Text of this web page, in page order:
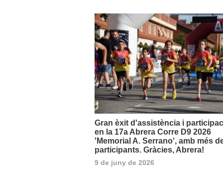
Gran èxit d'assistència i
en la 17a Abrera Corre D9 2026
'Memorial A. Serrano', amb més
participants. Gràcies, Abrera!
9 de juny de 2026